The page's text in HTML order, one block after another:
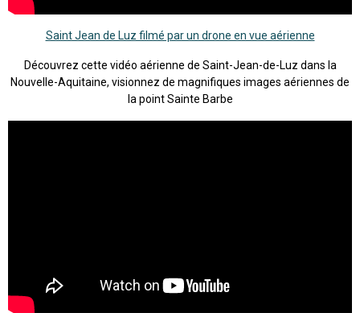
Saint Jean de Luz filmé par un drone en vue aérienne
Découvrez cette vidéo aérienne de Saint-Jean-de-Luz dans la
Nouvelle-Aquitaine, visionnez de magnifiques images aériennes de
la point Sainte Barbe